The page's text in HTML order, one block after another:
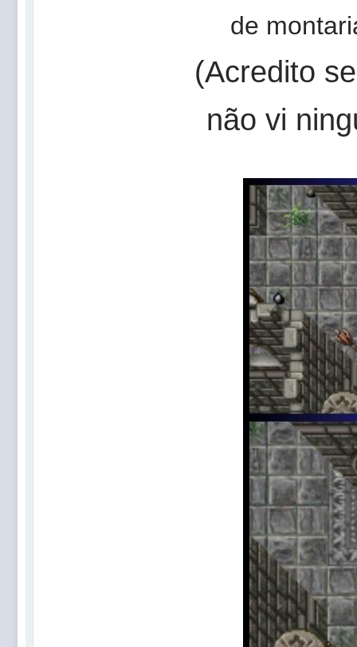
de
(Acredito
não vi